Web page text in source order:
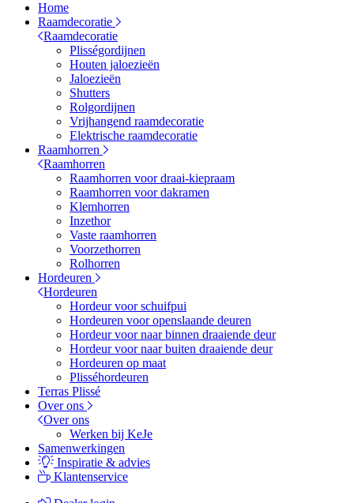
Home
Raamdecoratie
Raamdecoratie
Plisségordijnen
Houten jaloezieën
Jaloezieën
Shutters
Rolgordijnen
Vrijhangend raamdecoratie
Elektrische raamdecoratie
Raamhorren
Raamhorren
Raamhorren voor draai-kiepraam
Raamhorren voor dakramen
Klemhorren
Inzethor
Vaste raamhorren
Voorzethorren
Rolhorren
Hordeuren
Hordeuren
Hordeur voor schuifpui
Hordeuren voor openslaande deuren
Hordeur voor naar binnen draaiende deur
Hordeur voor naar buiten draaiende deur
Hordeuren op maat
Plisséhordeuren
Terras Plissé
Over ons
Over ons
Werken bij KeJe
Samenwerkingen
Inspiratie & advies
Klantenservice